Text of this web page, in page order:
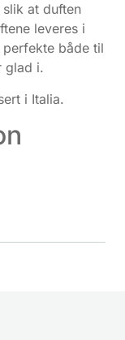
at duften
leveres i
både til
glad i.
i Italia.